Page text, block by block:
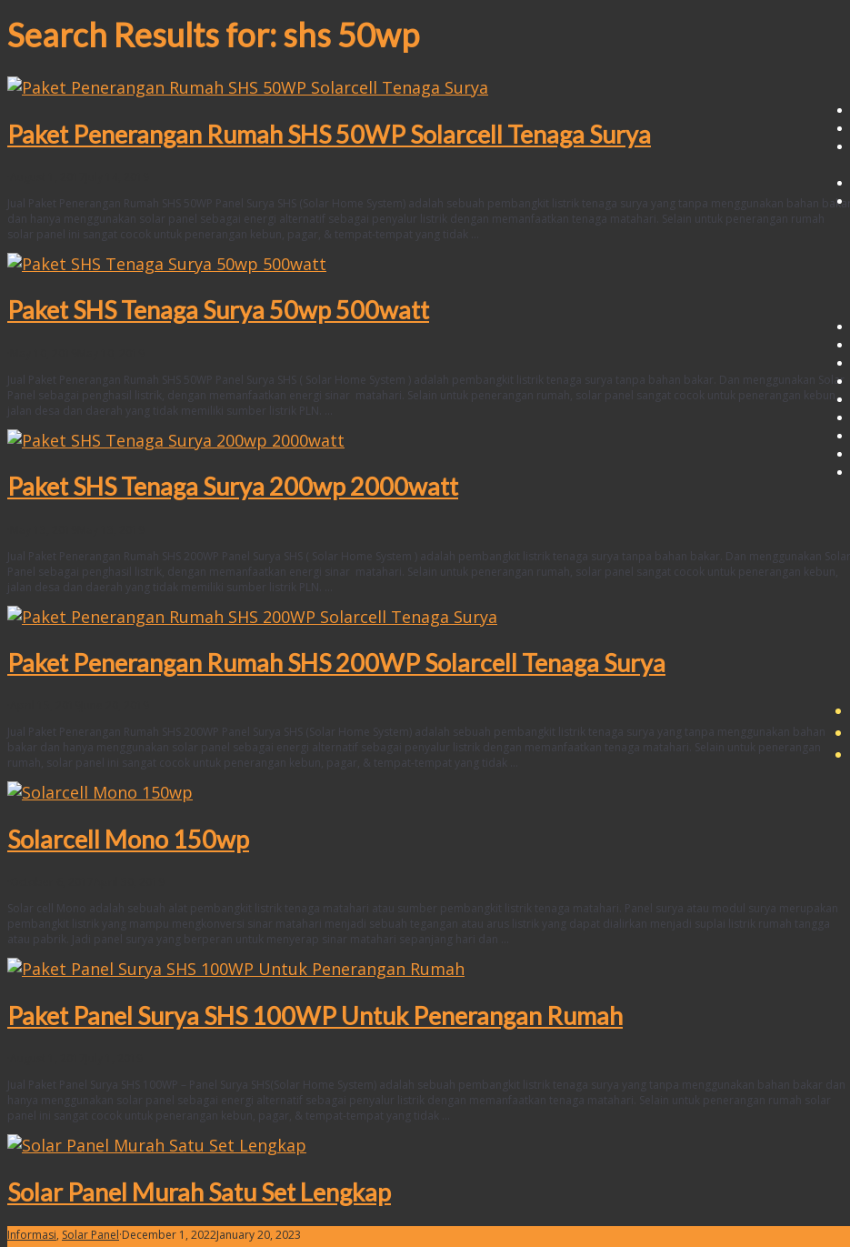
Search Results for:shs 50wp
Paket Penerangan Rumah SHS 50WP Solarcell Tenaga Surya
Jual Paket Penerangan Rumah SHS 50WP Panel Surya SHS (Solar Home System) adalah sebuah pembangkit listrik tenaga surya yang tanpa menggunakan bahan bakar
dan hanya menggunakan solar panel sebagai energi alternatif sebagai penyalur listrik dengan memanfaatkan tenaga matahari. Selain untuk penerangan rumah
solar panel ini sangat cocok untuk penerangan kebun, pagar, & tempat-tempat yang tidak …
Paket SHS Tenaga Surya 50wp 500watt
Jual Paket Penerangan Rumah SHS 50WP Panel Surya SHS ( Solar Home System ) adalah pembangkit listrik tenaga surya tanpa bahan bakar. Dan menggunakan Solar
Panel sebagai penghasil listrik, dengan memanfaatkan energi sinar matahari. Selain untuk penerangan rumah, solar panel sangat cocok untuk penerangan kebun,
jalan desa dan daerah yang tidak memiliki sumber listrik PLN. …
Paket SHS Tenaga Surya 200wp 2000watt
Jual Paket Penerangan Rumah SHS 200WP Panel Surya SHS ( Solar Home System ) adalah pembangkit listrik tenaga surya tanpa bahan bakar. Dan menggunakan Solar
Panel sebagai penghasil listrik, dengan memanfaatkan energi sinar matahari. Selain untuk penerangan rumah, solar panel sangat cocok untuk penerangan kebun,
jalan desa dan daerah yang tidak memiliki sumber listrik PLN. …
Paket Penerangan Rumah SHS 200WP Solarcell Tenaga Surya
Jual Paket Penerangan Rumah SHS 200WP Panel Surya SHS (Solar Home System) adalah sebuah pembangkit listrik tenaga surya yang tanpa menggunakan bahan
bakar dan hanya menggunakan solar panel sebagai energi alternatif sebagai penyalur listrik dengan memanfaatkan tenaga matahari. Selain untuk penerangan
rumah, solar panel ini sangat cocok untuk penerangan kebun, pagar, & tempat-tempat yang tidak …
Solarcell Mono 150wp
Solar cell Mono adalah sebuah alat pembangkit listrik tenaga matahari atau sumber pembangkit listrik tenaga matahari. Panel surya atau modul surya merupakan
pembangkit listrik yang mampu mengkonversi sinar matahari menjadi sebuah tegangan atau arus listrik yang dapat dialirkan menjadi suplai listrik rumah tangga
atau pabrik. Jadi panel surya yang berperan untuk menyerap sinar matahari sepanjang hari dan …
Paket Panel Surya SHS 100WP Untuk Penerangan Rumah
Jual Paket Panel Surya SHS 100WP – Panel Surya SHS(Solar Home System) adalah sebuah pembangkit listrik tenaga surya yang tanpa menggunakan bahan bakar dan
hanya menggunakan solar panel sebagai energi alternatif sebagai penyalur listrik dengan memanfaatkan tenaga matahari. Selain untuk penerangan rumah solar
panel ini sangat cocok untuk penerangan kebun, pagar, & tempat-tempat yang tidak …
Solar Panel Murah Satu Set Lengkap
Informasi, Solar Panel·December 1, 2022January 20, 2023